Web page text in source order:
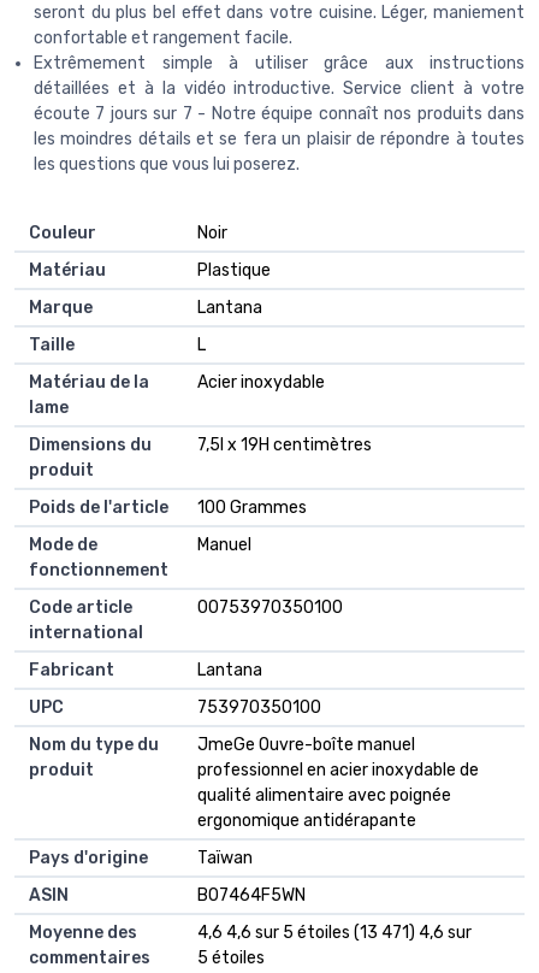
seront du plus bel effet dans votre cuisine. Léger, maniement
confortable et rangement facile.
Extrêmement simple à utiliser grâce aux instructions
détaillées et à la vidéo introductive. Service client à votre
écoute 7 jours sur 7 - Notre équipe connaît nos produits dans
les moindres détails et se fera un plaisir de répondre à toutes
les questions que vous lui poserez.
Couleur
Noir
Matériau
Plastique
Marque
Lantana
Taille
L
Matériau de la
lame
Acier inoxydable
Dimensions du
produit
7,5l x 19H centimètres
Poids de l'article
100 Grammes
Mode de
fonctionnement
Manuel
Code article
international
00753970350100
Fabricant
Lantana
UPC
753970350100
Nom du type du
produit
JmeGe Ouvre-boîte manuel
professionnel en acier inoxydable de
qualité alimentaire avec poignée
ergonomique antidérapante
Pays d'origine
Taïwan
ASIN
B07464F5WN
Moyenne des
commentaires
4,6 4,6 sur 5 étoiles (13 471) 4,6 sur
5 étoiles